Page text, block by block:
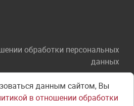
обработки персональных
данных
об использовании сайта
данным сайтом, Вы
в отношении обработки